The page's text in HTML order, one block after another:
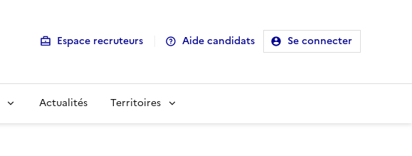
Espace recruteurs Aide candidats Se connecter
Actualités Territoires